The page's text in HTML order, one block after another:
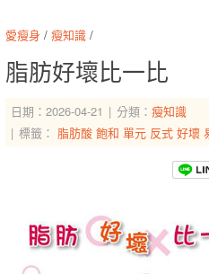
愛瘦身 / 瘦知識 /
脂肪好壞比一比
日期：2026-04-21 分類： 瘦知識
標籤： 脂肪酸 飽和 單元 反式 好壞